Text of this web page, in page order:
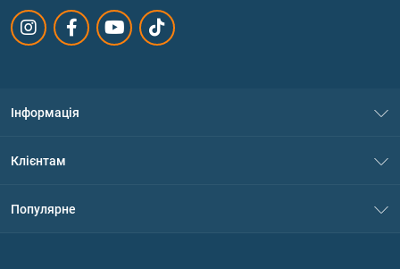
Інформація
Політика конфіденційності
Клієнтам
Популярне